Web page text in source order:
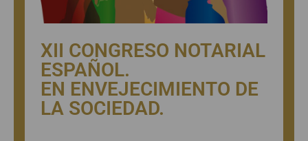
XII CONGRESO NOTARIAL
ESPAÑOL.
EN ENVEJECIMIENTO DE
LA SOCIEDAD.